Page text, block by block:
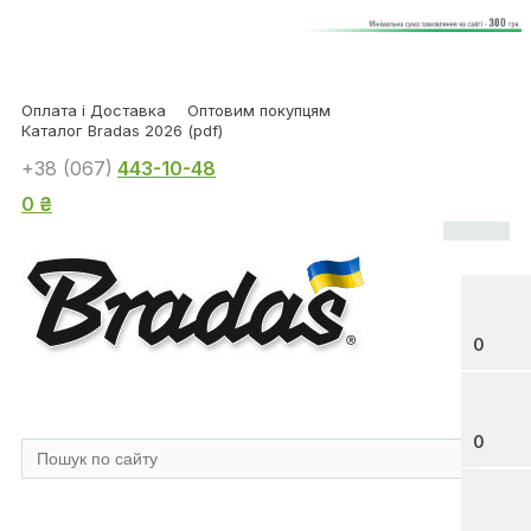
Оплата і Доставка
Оптовим покупцям
Каталог Bradas 2026 (pdf)
0
0
+38 (067) 443-10-48
0 ₴